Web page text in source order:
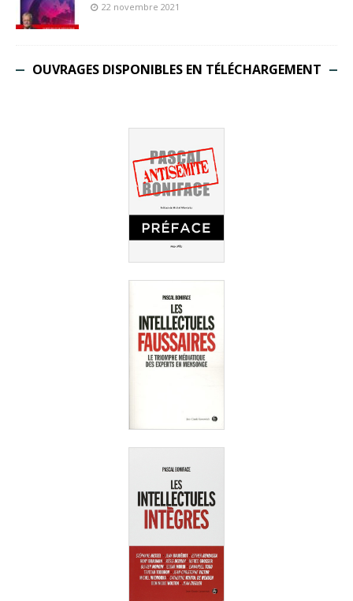
22 novembre 2021
OUVRAGES DISPONIBLES EN TÉLÉCHARGEMENT